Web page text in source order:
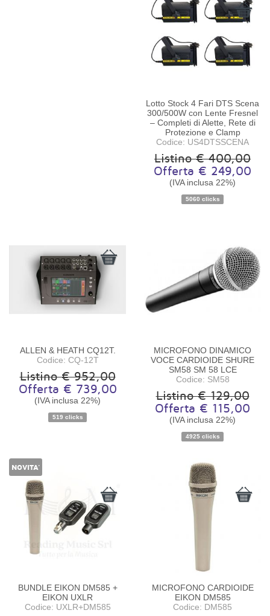
Disponibilità:Pezzo unico
Lotto Stock 4 Fari DTS Scena
300/500W con Lente Fresnel
– Completi di Alette, Rete di
Protezione e Clamp
Codice: US4DTSSCENA
Listino € 400,00
Offerta € 249,00
(IVA inclusa 22%)
5060 clicks
Disponibilità:Ordinabile
ALLEN & HEATH CQ12T.
Codice: CQ-12T
Listino € 952,00
Offerta € 739,00
(IVA inclusa 22%)
519 clicks Disponibilità:Disponibile
MICROFONO DINAMICO
VOCE CARDIOIDE SHURE
SM58 SM 58 LCE
Codice: SM58
Listino € 129,00
Offerta € 115,00
(IVA inclusa 22%)
4925 clicks
NOVITA'
BUNDLE EIKON DM585 +
EIKON UXLR
Codice: UXLR+DM585
MICROFONO CARDIOIDE
EIKON DM585
Codice: DM585